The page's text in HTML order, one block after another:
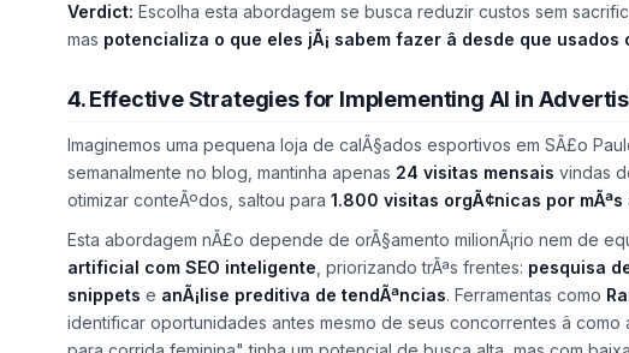
Verdict: Escolha esta abordagem se busca reduzir custos sem
mas potencializa o que eles jÃ¡ sabem fazer â desde que
4. Effective Strategies for Implementing AI in
Imaginemos uma pequena loja de calÃ§ados esportivos em SÃ£o
semanalmente no blog, mantinha apenas 24 visitas mensais vindas
otimizar conteÃºdos, saltou para 1.800 visitas orgÃ¢nicas por mÃªs
Esta abordagem nÃ£o depende de orÃ§amento milionÃ¡rio nem de
artificial com SEO inteligente , priorizando trÃªs frentes: pesquisa
snippets e anÃ¡lise preditiva de tendÃªncias. Ferramentas como
identificar oportunidades antes mesmo de seus concorrentes â como